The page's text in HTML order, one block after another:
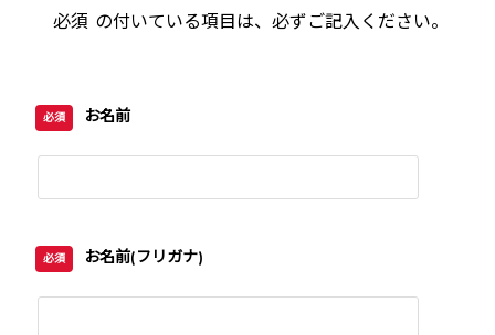
必須 の付いている項目は、必ずご記入ください。
必須 お名前
必須 お名前(フリガナ)